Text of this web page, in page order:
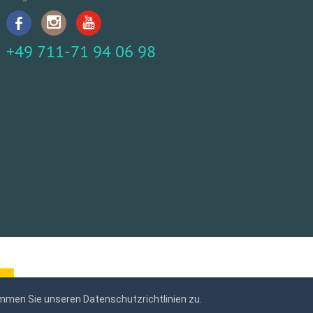
+49 711-71 94 06 98
Sie unseren Datenschutzrichtlinien zu.